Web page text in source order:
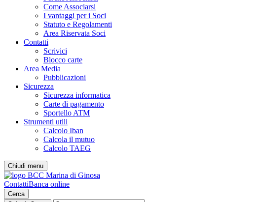
Come Associarsi
I vantaggi per i Soci
Statuto e Regolamenti
Area Riservata Soci
Contatti
Scrivici
Blocco carte
Area Media
Pubblicazioni
Sicurezza
Sicurezza informatica
Carte di pagamento
Sportello ATM
Strumenti utili
Calcolo Iban
Calcola il mutuo
Calcolo TAEG
Chiudi menu
ContattiBanca online
Cerca